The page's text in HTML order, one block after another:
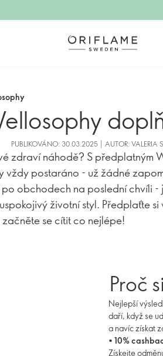
PUBLIKOVÁNO: 30.03.2025 | AUTOR: VALERIA
zdraví náhodě? S předplatným
vždy postaráno - už žádné
obchodech na poslední chvíli -
životní styl. Předplaťte
se cítit co nejlépe!
Proč
Nejlepší
daří, když se
a navíc získat
• 10%
Získejte